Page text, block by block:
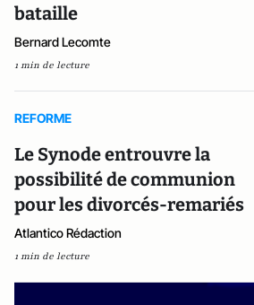
bataille
Bernard Lecomte
1 min de lecture
REFORME
Le Synode entrouvre la
possibilité de communion
pour les divorcés-remariés
Atlantico Rédaction
1 min de lecture